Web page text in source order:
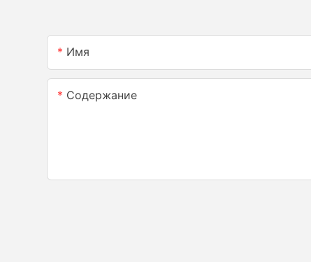
Имя
Содержание